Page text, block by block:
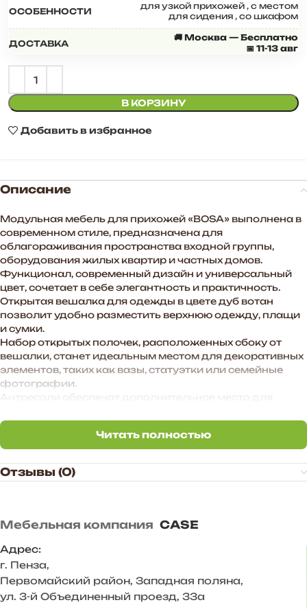
ОСОБЕННОСТИ для узкой прихожей , с местом
для сидения , со шкафом
ДОСТАВКА
🚚 Москва — Бесплатно
📅 11-13 авг
В КОРЗИНУ
Добавить в избранное
Описание
Модульная мебель для прихожей «BOSA» выполнена в
современном стиле, предназначена для
облагораживания пространства входной группы,
оборудования жилых квартир и частных домов.
Функционал, современный дизайн и универсальный
цвет, сочетает в себе элегантность и практичность.
Открытая вешалка для одежды в цвете дуб вотан
позволит удобно разместить верхнюю одежду, плащи
и сумки.
Набор открытых полочек, расположенных сбоку от
вешалки, станет идеальным местом для декоративных
элементов, таких как вазы, статуэтки или семейные
фотографии.
аксессуаров.
Удобная и вместительная обувница позволит
аккуратно хранить все виды обуви, сохраняя ее в
первозданном виде.
Этот гарнитур станет не просто мебелью для
— Функциональное наполнение.
— Произвольное расположение модулей. Также есть
возможность дополнить комплект новыми модулями в
высоту и ширину.
— Универсальное цветовое сочетание подходит для
Читать полностью
Читать полностью
Отзывы (0)
Мебельная компания CASE
Адрес:
г. Пенза,
Первомайский район, Западная поляна,
ул. 3-й Объединенный проезд, 33а